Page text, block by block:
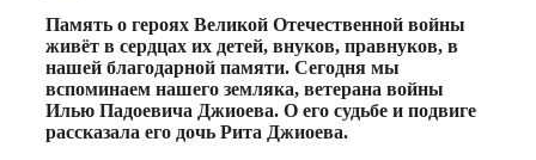
Print
Память о героях Великой Отечественной войны
живёт в сердцах их детей, внуков, правнуков, в
нашей благодарной памяти. Сегодня мы
вспоминаем нашего земляка, ветерана войны
Илью Падоевича Джиоева. О его судьбе и подвиге
рассказала его дочь Рита Джиоева.